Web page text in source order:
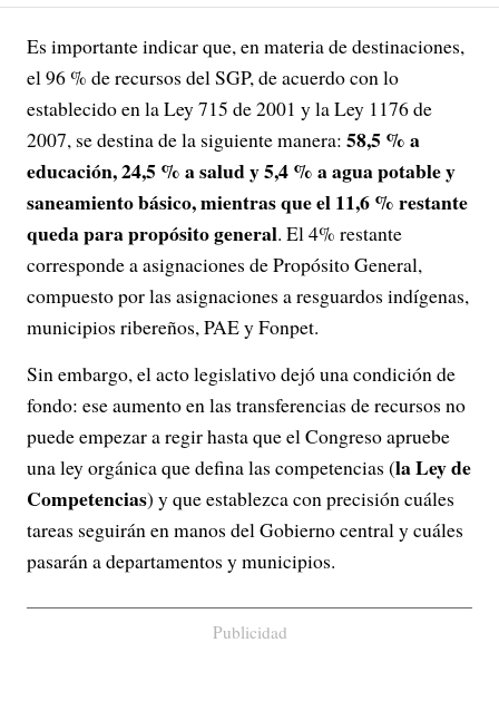
Es importante indicar que, en materia de destinaciones,
el 96 % de recursos del SGP, de acuerdo con lo
establecido en la Ley 715 de 2001 y la Ley 1176 de
2007, se destina de la siguiente manera: 58,5 % a
educación, 24,5 % a salud y 5,4 % a agua potable y
saneamiento básico, mientras que el 11,6 % restante
queda para propósito general. El 4% restante
corresponde a asignaciones de Propósito General,
compuesto por las asignaciones a resguardos indígenas,
municipios ribereños, PAE y Fonpet.
Sin embargo, el acto legislativo dejó una condición de
fondo: ese aumento en las transferencias de recursos no
puede empezar a regir hasta que el Congreso apruebe
una ley orgánica que defina las competencias (la Ley de
Competencias) y que establezca con precisión cuáles
tareas seguirán en manos del Gobierno central y cuáles
pasarán a departamentos y municipios.
Publicidad